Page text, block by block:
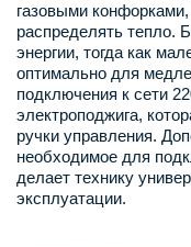
газовыми
распределять тепло.
энергии, тогда как
оптимально для
подключения к сети
электроподжига,
ручки управления.
необходимое для
делает технику
эксплуатации.